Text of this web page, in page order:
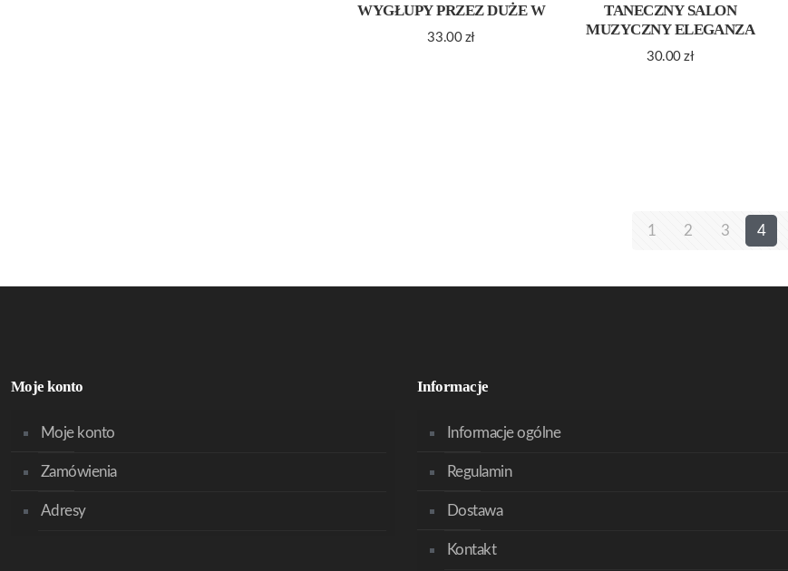
WYGŁUPY PRZEZ DUŻE W
33.00 zł
TANECZNY SALON
MUZYCZNY ELEGANZA
30.00zł
1 2 3 4
Moje konto
Moje konto
Zamówienia
Adresy
Informacje
Informacje ogólne
Regulamin
Dostawa
Kontakt